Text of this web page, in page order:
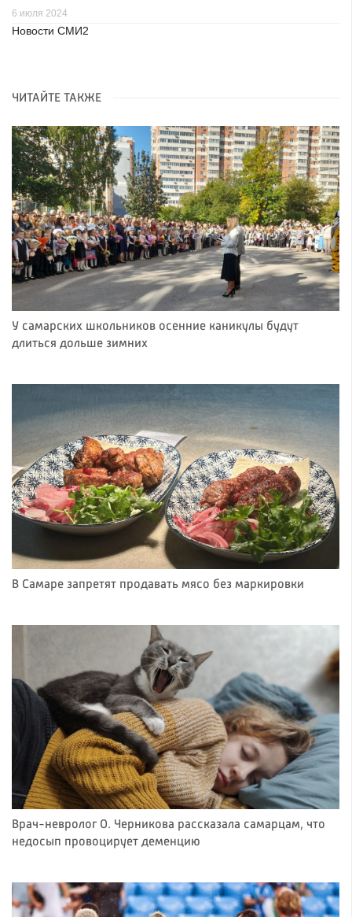
6 июля 2024
Новости СМИ2
ЧИТАЙТЕ ТАКЖЕ
У самарских школьников осенние каникулы будут
длиться дольше зимних
В Самаре запретят продавать мясо без маркировки
Врач-невролог О. Черникова рассказала самарцам, что
недосып провоцирует деменцию